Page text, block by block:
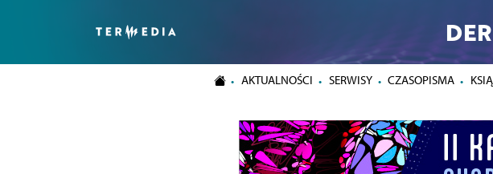
AKTUALNOŚCI SERWISY CZASOPISMA